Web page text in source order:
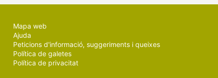
Mapa web
Ajuda
Peticions d'informació, suggeriments i queixes
Política de galetes
Política de privacitat